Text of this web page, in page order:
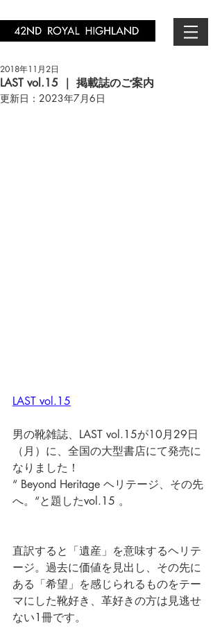
LAST vol.15 ｜ 掲載誌のご案内
2018年11月2日
更新日： 2023年7月6日
LAST vol.15
男の靴雑誌、LAST vol.15が10月29日
（月）に、全国の大型書店にて発売に
なりました！
“ Beyond Heritage ヘリテージ、その先
へ。“と題したvol.15 。
直訳すると「遺産」を意味するヘリテ
ージ。過去に価値を見出し、その先に
ある「希望」を感じられるものをテー
マにした靴好き、革好きの方は見逃せ
ない1冊です。